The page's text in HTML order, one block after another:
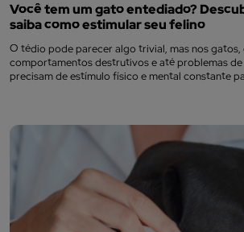
Você tem um gato entediado?
saiba como estimular seu felino
O tédio pode parecer algo trivial, mas nos gatos,
comportamentos destrutivos e até problemas de
precisam de estímulo físico e mental constante